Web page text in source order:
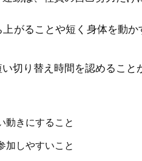
がることや短く身体を動
切り替え時間を認めること
動きにすること
加しやすいこと